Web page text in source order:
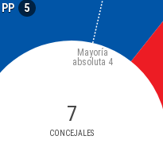
PP 5
7
CONCEJALES
Mayoría
absoluta 4